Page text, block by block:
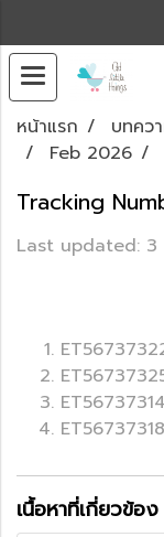
หน้าแรก บทคว
Feb 2026
Tracking
Last updated: 3
เนื้อหาที่เกี่ยวข้อง